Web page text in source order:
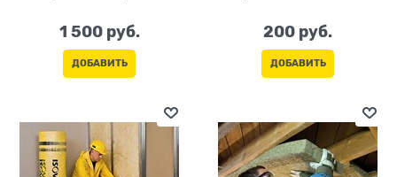
1 500 руб.
ДОБАВИТЬ
200 руб.
ДОБАВИТЬ